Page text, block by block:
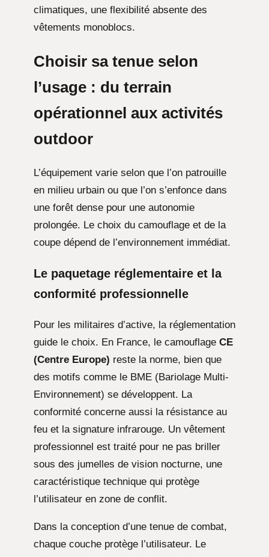
climatiques, une flexibilité absente des
vêtements monoblocs.
Choisir sa tenue selon
l’usage : du terrain
opérationnel aux activités
outdoor
L’équipement varie selon que l’on patrouille
en milieu urbain ou que l’on s’enfonce dans
une forêt dense pour une autonomie
prolongée. Le choix du camouflage et de la
coupe dépend de l’environnement immédiat.
Le paquetage réglementaire et la
conformité professionnelle
Pour les militaires d’active, la réglementation
guide le choix. En France, le camouflage CE
(Centre Europe) reste la norme, bien que
des motifs comme le BME (Bariolage Multi-
Environnement) se développent. La
conformité concerne aussi la résistance au
feu et la signature infrarouge. Un vêtement
professionnel est traité pour ne pas briller
sous des jumelles de vision nocturne, une
caractéristique technique qui protège
l’utilisateur en zone de conflit.
Dans la conception d’une tenue de combat,
chaque couche protège l’utilisateur. Le